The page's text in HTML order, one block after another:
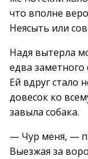
что вполне
Неясыть или
Надя вытерла
едва
Ей вдруг стало
довесок ко
завыла собака.
— Чур меня, —
Выезжая за